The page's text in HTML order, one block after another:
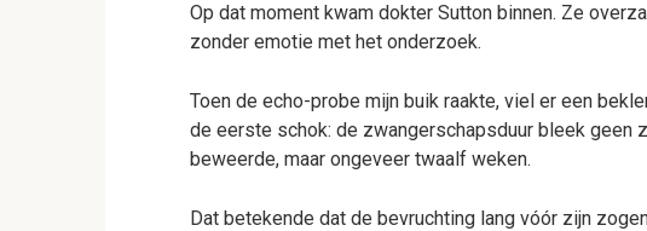
Op dat moment kwam dokter Sutton binnen. Ze
zonder emotie met het onderzoek.
Toen de echo-probe mijn buik raakte, viel er een
de eerste schok: de zwangerschapsduur bleek geen
beweerde, maar ongeveer twaalf weken.
Dat betekende dat de bevruchting lang vóór zijn